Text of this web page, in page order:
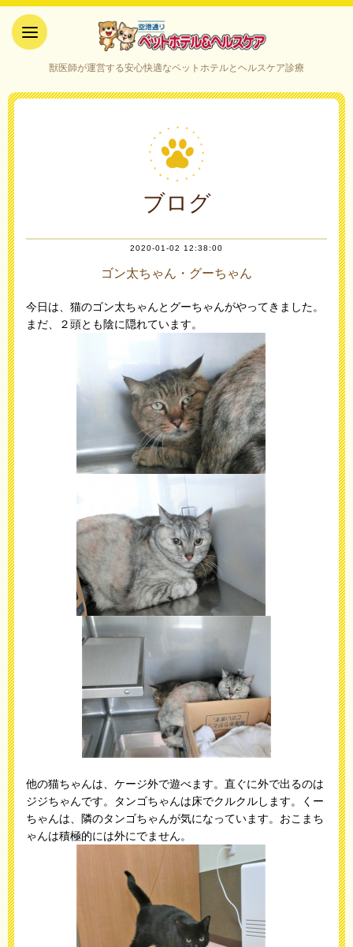
ケア｜山口県宇部市
獣医師が運営する安心快適なペットホテルとヘルスケア診療
ブログ
2020-01-02 12:38:00
ゴン太ちゃん・グーちゃん
今日は、猫のゴン太ちゃんとグーちゃんがやってきました。
まだ、２頭とも陰に隠れています。
他の猫ちゃんは、ケージ外で遊べます。直ぐに外で出るのは
ジジちゃんです。タンゴちゃんは床でクルクルします。くー
ちゃんは、隣のタンゴちゃんが気になっています。おこまち
ゃんは積極的には外にでません。